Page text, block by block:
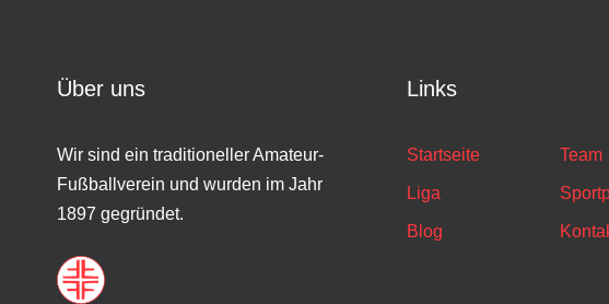
Über uns
Wir sind ein traditioneller Amateur-
Fußballverein und wurden im Jahr
1897 gegründet.
Links
Startseite Team
Liga
Blog